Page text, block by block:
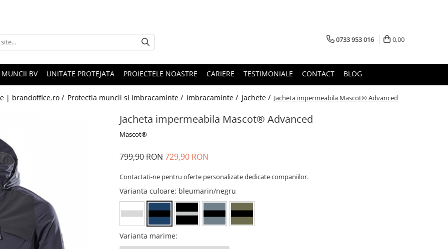
0733 953 016 0,00
MUNCII BV UNITATE PROTEJATA PROIECTELE NOASTRE CARIERE TESTIMONIALE CONTACT BLOG
| brandoffice.ro / Protectia muncii si Imbracaminte / Imbracaminte / Jachete / Jacheta impermeabila Mascot® Advanced
Jacheta impermeabila Mascot® Advanced
Mascot®
799,90 RON729,90 RON
Contactati-ne pentru oferte personalizate dedicate companiilor.
Varianta culoare: bleumarin/negru
Varianta marime: